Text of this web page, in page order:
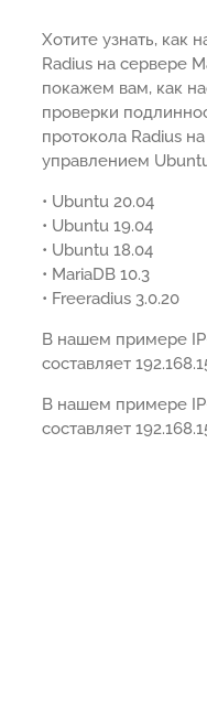
Хотите узнать, как
Radius на сервере
покажем вам, как
проверки
протокола Radius
управлением
• Ubuntu 20.04
• Ubuntu 19.04
• Ubuntu 18.04
• MariaDB 10.3
• Freeradius 3.0.20
В нашем примере
составляет
В нашем примере
составляет